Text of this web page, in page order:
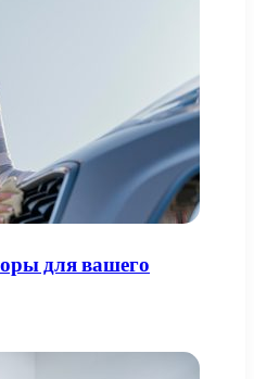
для вашего